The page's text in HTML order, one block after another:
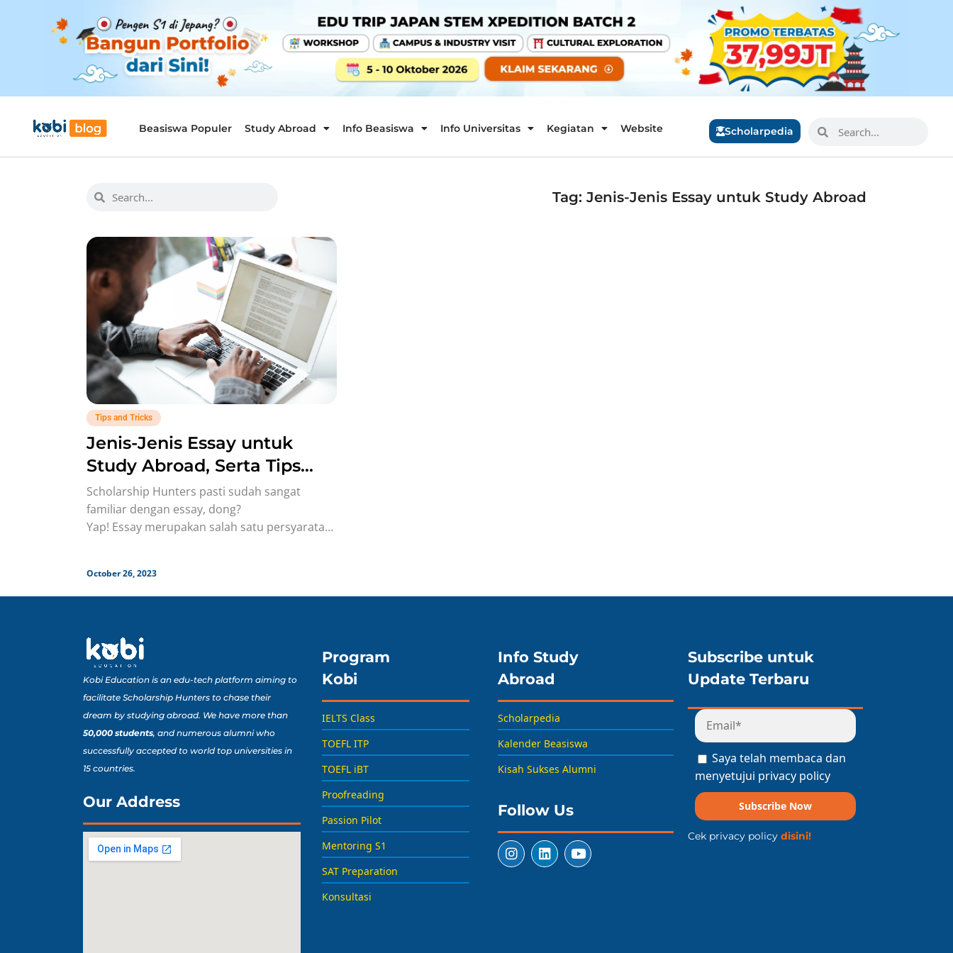
Beasiswa Populer Study Abroad Info Beasiswa Info Universitas Kegiatan Website Scholarpedia
Tag: Jenis-Jenis Essay untuk Study Abroad
Tips and Tricks
Jenis-Jenis Essay untuk
Study Abroad, Serta Tips
Menulisnya!
Scholarship Hunters pasti sudah sangat
familiar dengan essay, dong?
Yap! Essay merupakan salah satu persyaratan
abroad, setidaknya ada lima tipenya. Nah,
banyaknya jenis
October 26, 2023
Kobi Education is an edu-tech platform aiming to
facilitate Scholarship Hunters to chase their
dream by studying abroad. We have more than
50,000 students, and numerous alumni who
successfully accepted to world top universities in
15 countries.
Our Address
Program
Kobi
IELTS Class
TOEFL ITP
TOEFL iBT
Proofreading
Passion Pilot
Mentoring S1
SAT Preparation
Konsultasi
Info Study
Abroad
Scholarpedia
Kalender Beasiswa
Kisah Sukses Alumni
Follow Us
Subscribe untuk
Update Terbaru
Saya telah membaca dan
menyetujui privacy policy
Subscribe Now
Cek privacy policy disini!